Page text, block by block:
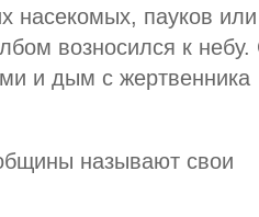
насекомых, пауков или
возносился к небу.
и дым с жертвенника
называют свои